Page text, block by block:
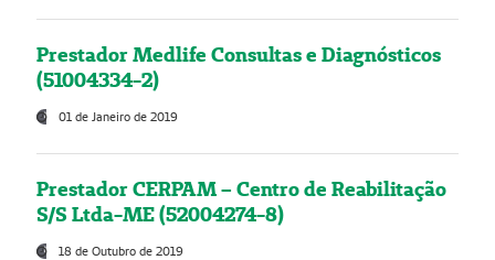
Prestador Medlife Consultas e Diagnósticos
(51004334-2)
01 de Janeiro de 2019
Prestador CERPAM – Centro de Reabilitação
S/S Ltda-ME (52004274-8)
18 de Outubro de 2019